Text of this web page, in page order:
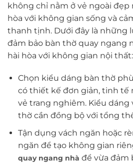
không chỉ nằm ở vẻ ngoài đẹp
hòa với không gian sống và
thanh tịnh. Dưới đây là những
đảm bảo bàn thờ quay ngang
hài hòa với không gian nội thất:
Chọn kiểu dáng bàn thờ
có thiết kế đơn giản, tinh tế
vẻ trang nghiêm. Kiểu dáng
thờ cần đồng bộ với tổng
Tận dụng vách ngăn hoặc
ngăn để tạo không gian
quay ngang nhà để vừa đảm